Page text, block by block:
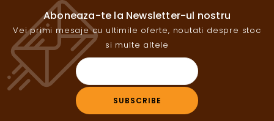
Aboneaza-te la Newsletter-ul nostru
Vei primi mesaje cu ultimile oferte, noutati despre stoc
si multe altele